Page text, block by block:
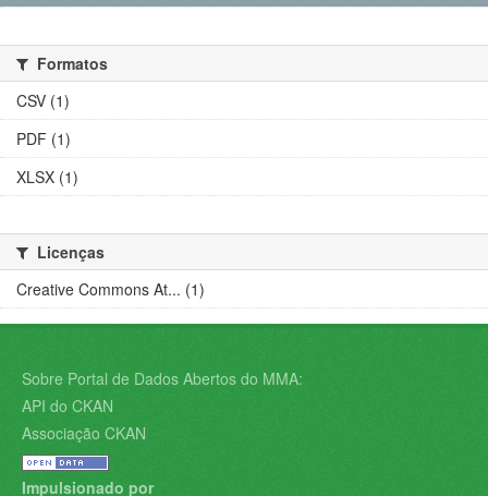
Formatos
CSV (1)
PDF (1)
XLSX (1)
Licenças
Creative Commons At... (1)
Sobre Portal de Dados Abertos do MMA:
API do CKAN
Associação CKAN
Impulsionado por